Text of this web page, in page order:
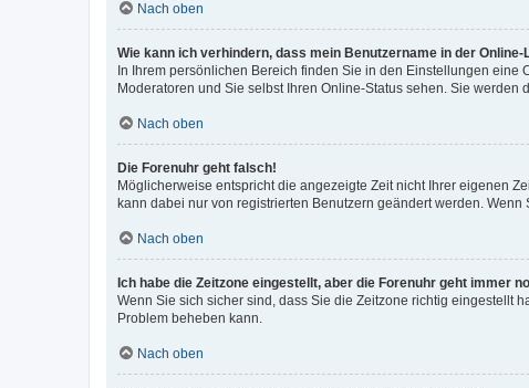
Nach oben
Wie kann ich verhindern, dass mein Benutzername in der
In Ihrem persönlichen Bereich finden Sie in den Einstellungen eine
Moderatoren und Sie selbst Ihren Online-Status sehen. Sie werden
Nach oben
Die Forenuhr geht falsch!
Möglicherweise entspricht die angezeigte Zeit nicht Ihrer eigenen
kann dabei nur von registrierten Benutzern geändert werden.
Nach oben
Ich habe die Zeitzone eingestellt, aber die Forenuhr geht immer
Wenn Sie sich sicher sind, dass Sie die Zeitzone richtig eingestellt
Problem beheben kann.
Nach oben